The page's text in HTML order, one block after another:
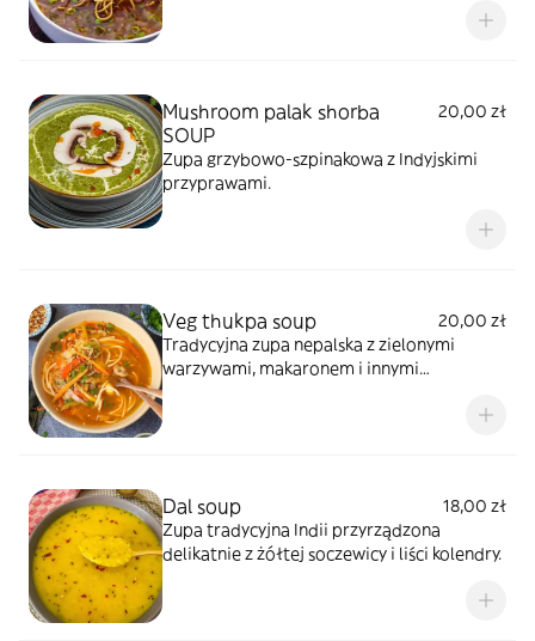
Mushroom palak shorba
SOUP
20,00 zł
Zupa grzybowo-szpinakowa z Indyjskimi
przyprawami.
Veg thukpa soup
20,00 zł
Tradycyjna zupa nepalska z zielonymi
warzywami, makaronem i innymi
Dal soup
18,00 zł
Zupa tradycyjna Indii przyrządzona
delikatnie z żółtej soczewicy i liści kolendry.